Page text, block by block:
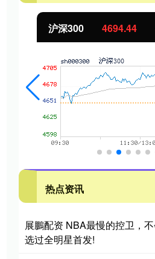
沪深300 4694.44
热点资讯
展鵬配资 NBA最慢的控卫，
选过全明星首发!